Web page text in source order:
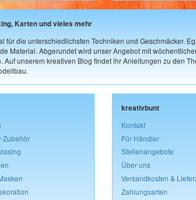
Karten und vieles mehr
die unterschiedlichsten Techniken und Geschmäcker.
Material. Abgerundet wird unser Angebot mit
unserem kreativen Blog findet ihr Anleitungen zu den
Zubehör
kreativbunt
Kontakt
Für Händler
Stellenangebote
Über uns
Versandkosten &
Zahlungsarten